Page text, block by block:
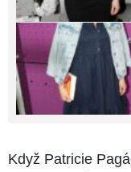
Když Patricie